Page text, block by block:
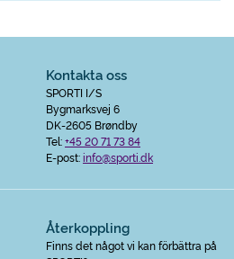
Kontakta oss
SPORTI I/S
Bygmarksvej 6
DK-2605 Brøndby
Tel:+45 20 71 73 84
E-post:info@sporti.dk
Återkoppling
Finns det något vi kan förbättra på